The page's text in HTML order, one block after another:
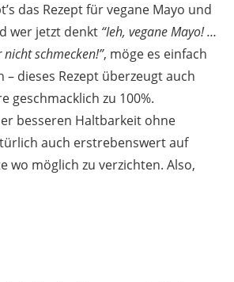
das Rezept für vegane Mayo und
wer jetzt denkt “Ieh, vegane Mayo! …
schmecken!”, möge es einfach
dieses Rezept überzeugt auch
geschmacklich zu 100%.
besseren Haltbarkeit ohne
auch erstrebenswert auf
wo möglich zu verzichten. Also,